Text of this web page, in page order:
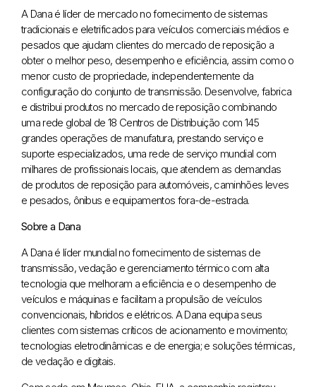
A Dana é líder de mercado no fornecimento de sistemas
tradicionais e eletrificados para veículos comerciais médios e
pesados que ajudam clientes do mercado de reposição a
obter o melhor peso, desempenho e eficiência, assim como o
menor custo de propriedade, independentemente da
configuração do conjunto de transmissão. Desenvolve, fabrica
e distribui produtos no mercado de reposição combinando
uma rede global de 18 Centros de Distribuição com 145
grandes operações de manufatura, prestando serviço e
suporte especializados, uma rede de serviço mundial com
milhares de profissionais locais, que atendem as demandas
de produtos de reposição para automóveis, caminhões leves
e pesados, ônibus e equipamentos fora-de-estrada.
Sobre a Dana
A Dana é líder mundial no fornecimento de sistemas de
transmissão, vedação e gerenciamento térmico com alta
tecnologia que melhoram a eficiência e o desempenho de
veículos e máquinas e facilitam a propulsão de veículos
convencionais, híbridos e elétricos. A Dana equipa seus
clientes com sistemas críticos de acionamento e movimento;
tecnologias eletrodinâmicas e de energia; e soluções térmicas,
de vedação e digitais.